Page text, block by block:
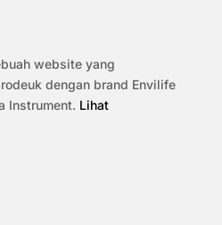
website yang
dengan brand Envilife
Instrument. Lihat